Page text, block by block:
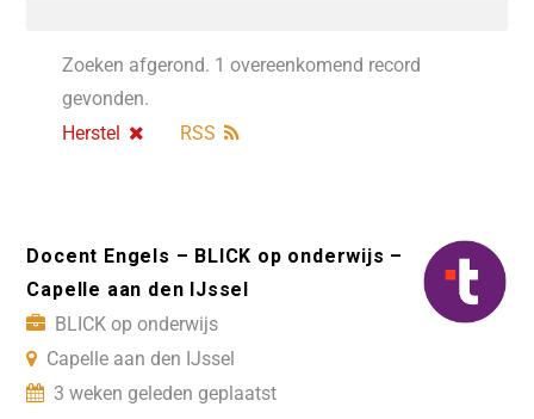
Zoeken afgerond. 1 overeenkomend record
gevonden.
Herstel
RSS
Docent Engels – BLICK op onderwijs –
Capelle aan den IJssel
BLICK op onderwijs
Capelle aan den IJssel
3 weken geleden geplaatst